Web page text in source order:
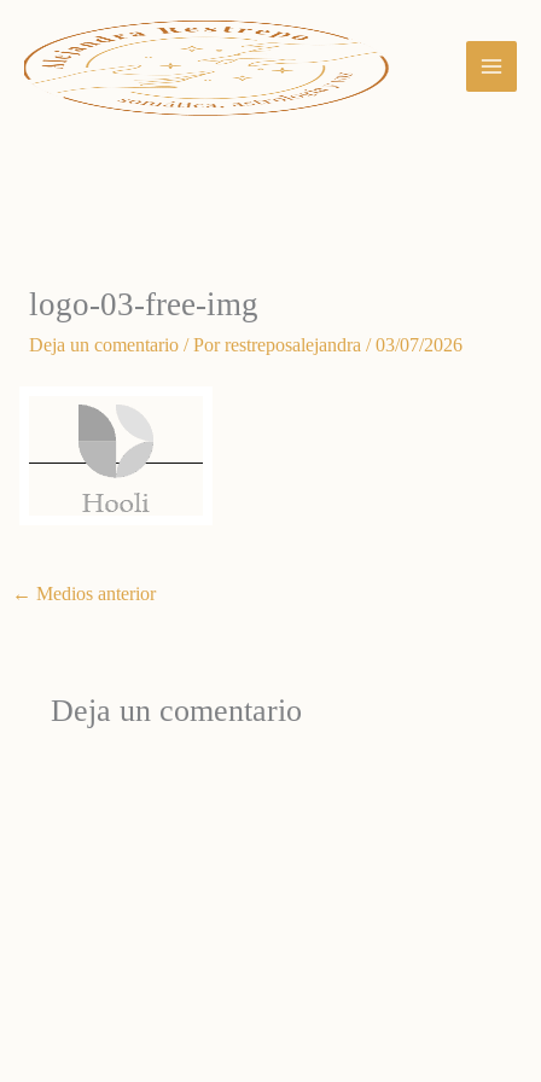
contenido
logo-03-free-img
Deja un comentario / Porrestreposalejandra /03/07/2026
← Medios anterior
Deja un comentario